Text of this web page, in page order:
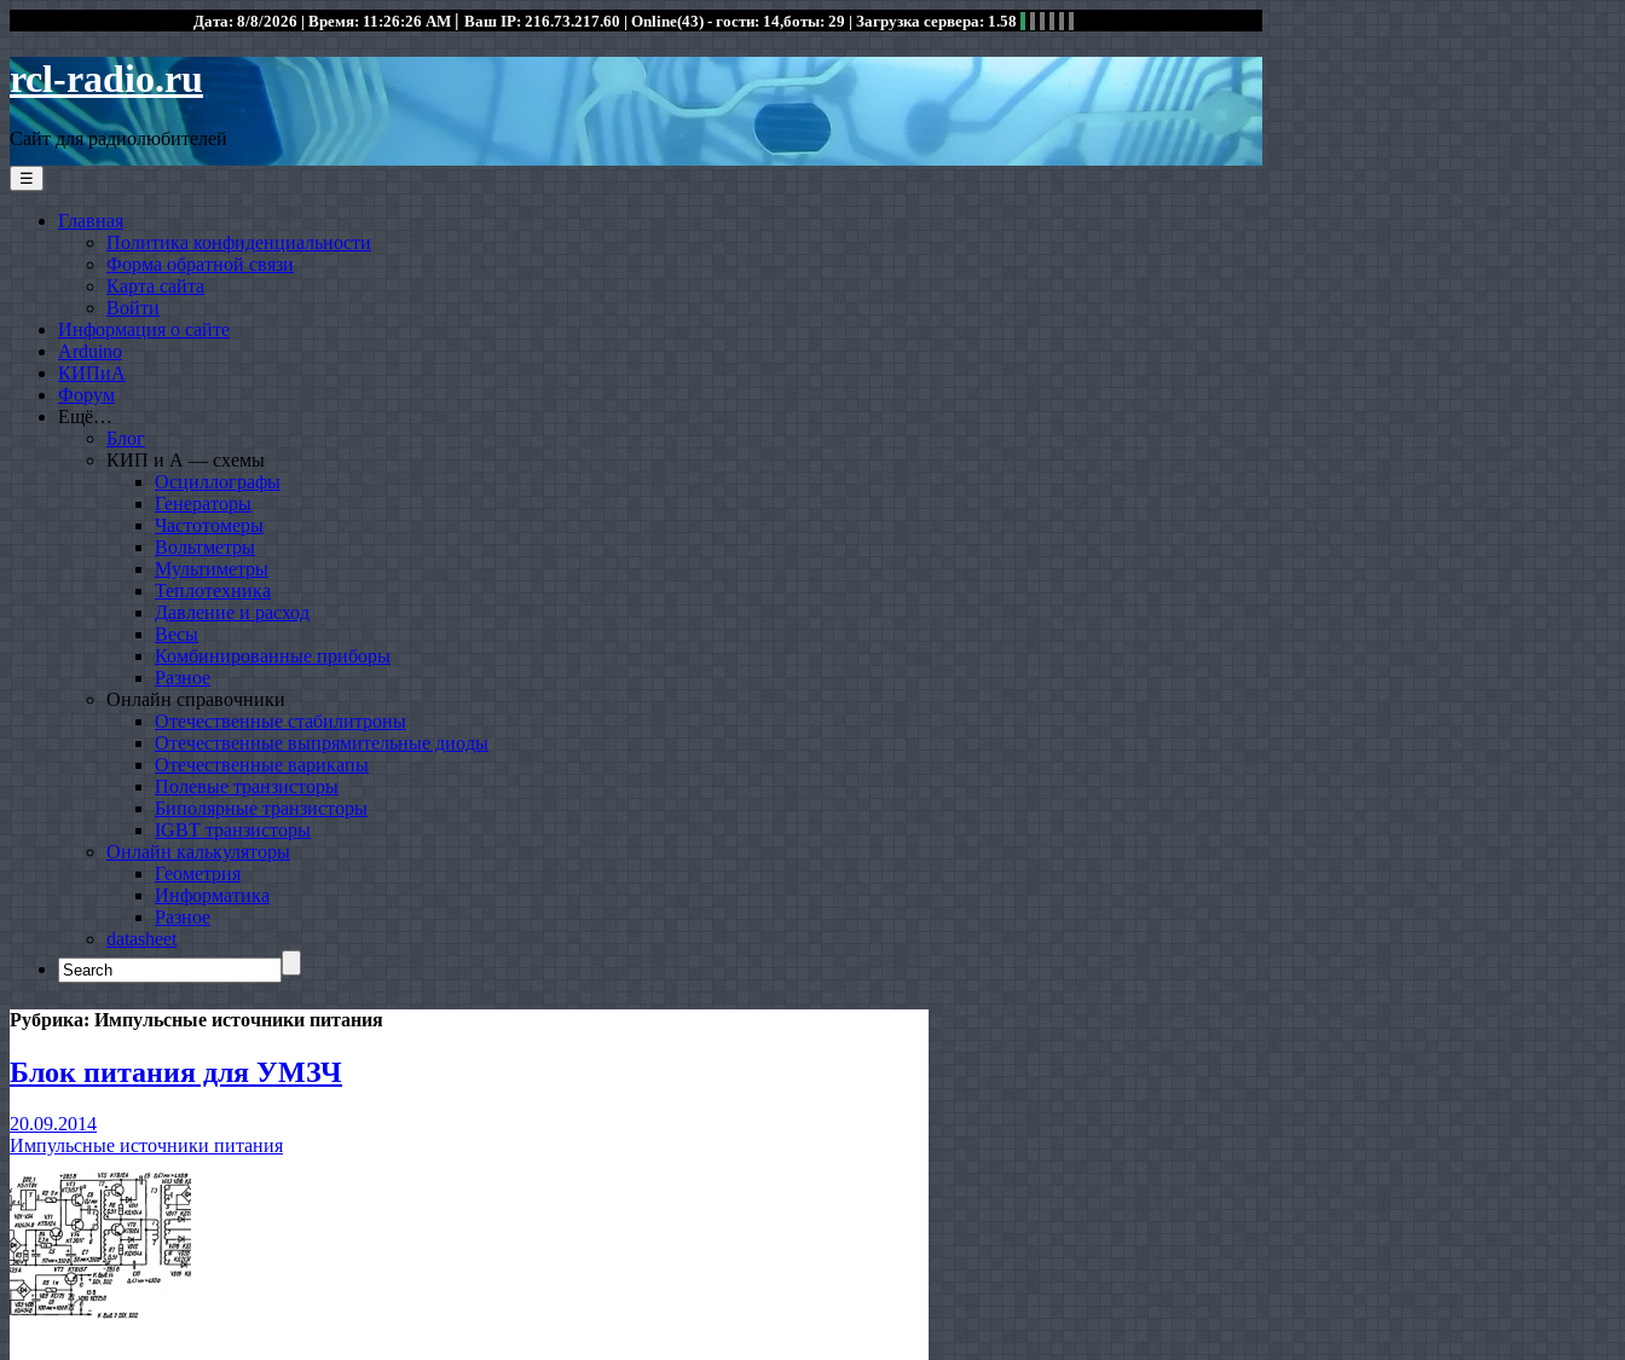
Дата: 8/8/2026 | Время: 11:26:26 AM | Ваш IP: 216.73.217.60 | Online(43) - гости: 14,боты: 29 | Загрузка сервера: 1.58
rcl-radio.ru
Сайт для радиолюбителей
☰
Главная
Политика конфиденциальности
Форма обратной связи
Карта сайта
Войти
Информация о сайте
Arduino
КИПиА
Форум
Ещё…
Блог
КИП и А — схемы
Осциллографы
Генераторы
Частотомеры
Вольтметры
Мультиметры
Теплотехника
Давление и расход
Весы
Комбинированные приборы
Разное
Онлайн справочники
Отечественные стабилитроны
Отечественные выпрямительные диоды
Отечественные варикапы
Полевые транзисторы
Биполярные транзисторы
IGBT транзисторы
Онлайн калькуляторы
Геометрия
Информатика
Разное
datasheet
Search
for:
Рубрика: Импульсные источники питания
Блок питания для УМЗЧ
20.09.2014
Импульсные источники питания